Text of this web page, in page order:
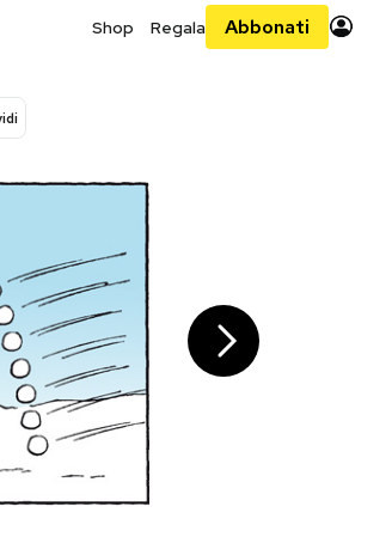
Shop Regala Abbonati